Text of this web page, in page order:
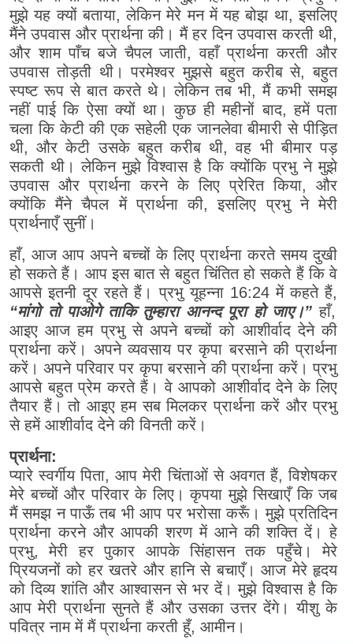
मुझे यह क्यों बताया, लेकिन मेरे मन में यह बोझ था, इसलिए
मैंने उपवास और प्रार्थना की। मैं हर दिन उपवास करती थी,
और शाम पाँच बजे चैपल जाती, वहाँ प्रार्थना करती और
उपवास तोड़ती थी। परमेश्वर मुझसे बहुत करीब से, बहुत
स्पष्ट रूप से बात करते थे। लेकिन तब भी, मैं कभी समझ
नहीं पाई कि ऐसा क्यों था। कुछ ही महीनों बाद, हमें पता
चला कि केटी की एक सहेली एक जानलेवा बीमारी से पीड़ित
थी, और केटी उसके बहुत करीब थी, वह भी बीमार पड़
सकती थी। लेकिन मुझे विश्वास है कि क्योंकि प्रभु ने मुझे
उपवास और प्रार्थना करने के लिए प्रेरित किया, और
क्योंकि मैंने चैपल में प्रार्थना की, इसलिए प्रभु ने मेरी
प्रार्थनाएँ सुनीं।
हाँ, आज आप अपने बच्चों के लिए प्रार्थना करते समय दुखी
हो सकते हैं। आप इस बात से बहुत चिंतित हो सकते हैं कि वे
आपसे इतनी दूर रहते हैं। प्रभु यूहन्ना 16:24 में कहते हैं,
“मांगो तो पाओगे ताकि तुम्हारा आनन्द पूरा हो जाए।”हाँ,
आइए आज हम प्रभु से अपने बच्चों को आशीर्वाद देने की
प्रार्थना करें। अपने व्यवसाय पर कृपा बरसाने की प्रार्थना
करें। अपने परिवार पर कृपा बरसाने की प्रार्थना करें। प्रभु
आपसे बहुत प्रेम करते हैं। वे आपको आशीर्वाद देने के लिए
तैयार हैं। तो आइए हम सब मिलकर प्रार्थना करें और प्रभु
से हमें आशीर्वाद देने की विनती करें।
प्रार्थना:
प्यारे स्वर्गीय पिता, आप मेरी चिंताओं से अवगत हैं, विशेषकर
मेरे बच्चों और परिवार के लिए। कृपया मुझे सिखाएँ कि जब
मैं समझ न पाऊँ तब भी आप पर भरोसा करूँ। मुझे प्रतिदिन
प्रार्थना करने और आपकी शरण में आने की शक्ति दें। हे
प्रभु, मेरी हर पुकार आपके सिंहासन तक पहुँचे। मेरे
प्रियजनों को हर खतरे और हानि से बचाएँ। आज मेरे हृदय
को दिव्य शांति और आश्वासन से भर दें। मुझे विश्वास है कि
आप मेरी प्रार्थना सुनते हैं और उसका उत्तर देंगे। यीशु के
पवित्र नाम में मैं प्रार्थना करती हूँ, आमीन।